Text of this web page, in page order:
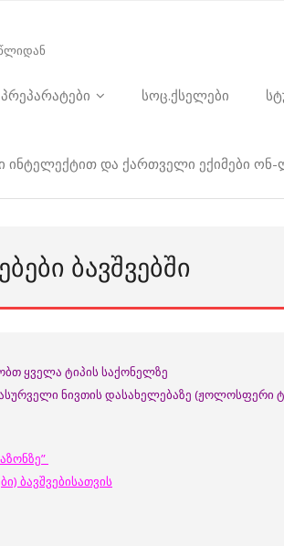
პრეპარატები სოც.ქსელები
ინტელექტით და ქართველი ექიმები ონ-
ᲑᲐᲕᲨᲕᲔᲑᲨᲘ
ყველა ტიპის საქონელზე
ნივთის დასახელებაზე (ჟოლოსფერი
ბავშვებისათვის